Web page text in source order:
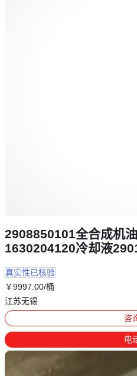
2908850101全合成机
1630204120冷却液
真实性已核验
￥9997 .00/桶
江苏无锡
咨
电